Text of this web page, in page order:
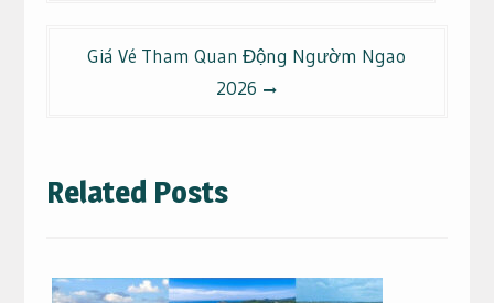
Giá Vé Tham Quan Động Ngườm Ngao
2026
Related Posts